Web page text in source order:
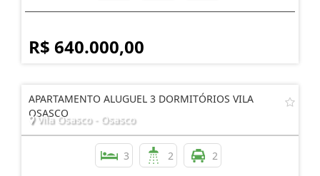
R$ 640.000,00
APARTAMENTO ALUGUEL 3 DORMITÓRIOS VILA
OSASCO
Vila Osasco - Osasco
3 2 2